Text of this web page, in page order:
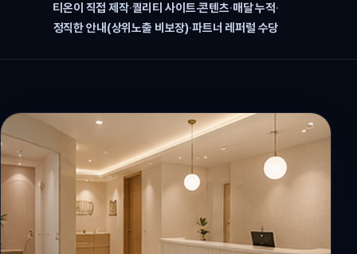
티온이 직접 제작·퀄리티 사이트·콘텐츠·매달 누적·
정직한 안내(상위노출 비보장)·파트너 레퍼럴 수당